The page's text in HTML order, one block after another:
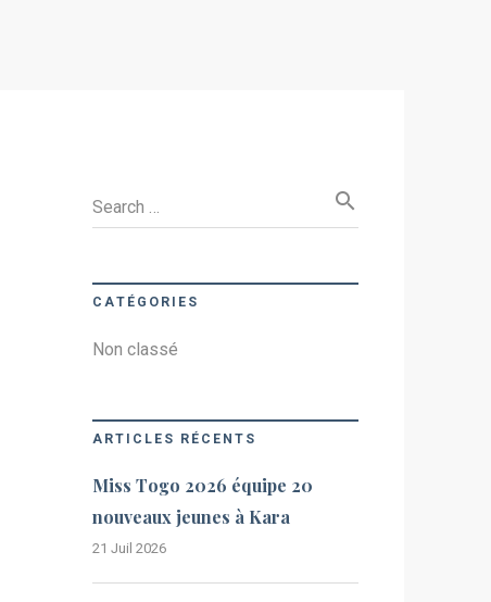
Search … search
CATÉGORIES
Non classé
ARTICLES RÉCENTS
Miss Togo 2026 équipe 20
nouveaux jeunes à Kara
21 Juil 2026